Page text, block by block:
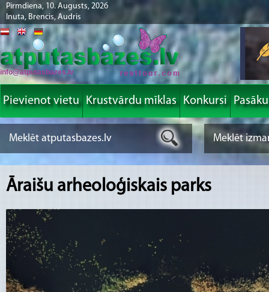
Pirmdiena, 10. Augusts, 2026
Inuta, Brencis, Audris
info@atputasbazes.lv
Pievienot vietu Krustvārdu mīklas Konkursi
Āraišu arheoloģiskais parks